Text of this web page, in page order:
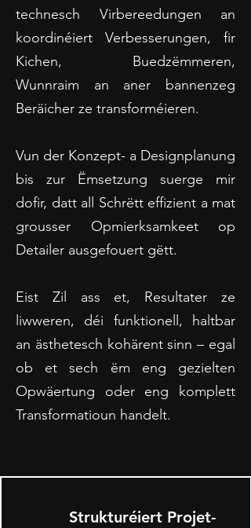
technesch Virbereedungen an
koordinéiert Verbesserungen, fir
Kichen, Buedzëmmeren,
Wunnraim an aner bannenzeg
Beräicher ze transforméieren.
Vun der Konzept- a Designplanung
bis zur Ëmsetzung suerge mir
dofir, datt all Schrëtt effizient a mat
grousser Opmierksamkeet op
Detailer ausgefouert gëtt.
Eist Zil ass et, Resultater ze
liwweren, déi funktionell, haltbar
an ästhetesch kohärent sinn – egal
ob et sech ëm eng gezielten
Opwäertung oder eng komplett
Transformatioun handelt.
Strukturéiert Projet-